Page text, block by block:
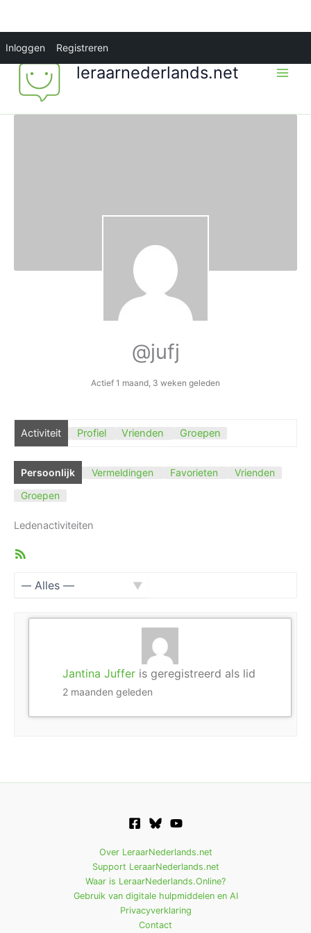
Inloggen Registreren
inhoud
leraarnederlands.net
@jufj
Actief 1 maand, 3 weken geleden
Activiteit Profiel Vrienden Groepen
Persoonlijk Vermeldingen Favorieten
Vrienden
Groepen
Ledenactiviteiten
Jantina Juffer is geregistreerd als lid
2 maanden geleden
Over LeraarNederlands.net
Support LeraarNederlands.net
Waar is LeraarNederlands.Online?
Gebruik van digitale hulpmiddelen en AI
Privacyverklaring
Contact